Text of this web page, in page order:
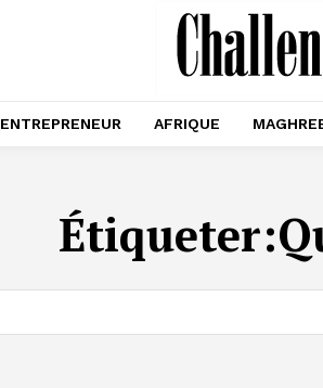
ENTREPRENEUR AFRIQUE
Étiqueter: